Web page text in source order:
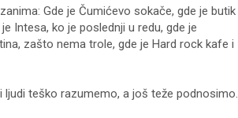
Gde je Čumićevo sokače, gde je butik
Intesa, ko je poslednji u redu, gde je
zašto nema trole, gde je Hard rock kafe i
teško razumemo, a još teže podnosimo.